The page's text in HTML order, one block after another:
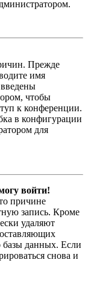
Прежде
имя
чтобы
к конференции.
в конфигурации
для
войти!
причине
запись. Кроме
удаляют
базы данных. Если
снова и